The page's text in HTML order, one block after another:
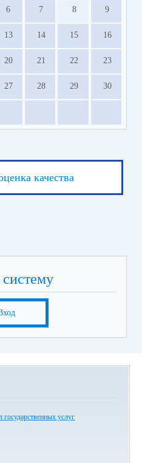
6 7 8 9
13 14 15 16
20 21 22 23
27 28 29 30
качества
услуг